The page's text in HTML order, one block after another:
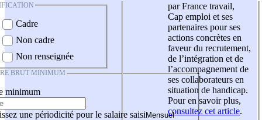
Cadre
Non cadre
Non renseignée
BRUT MINIMUM
minimum
une périodicité pour le salaire saisi
par France travail,
Cap emploi et ses
partenaires pour ses
actions concrètes en
faveur du recrutement,
de l’intégration et de
l’accompagnement de
ses collaborateurs en
situation de handicap.
Pour en savoir plus,
consultez cet article.